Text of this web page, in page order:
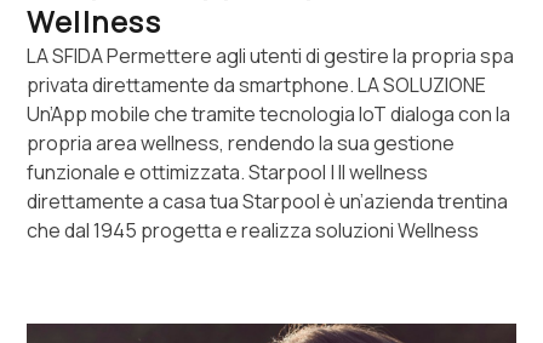
Wellness
LA SFIDA Permettere agli utenti di gestire la propria spa
privata direttamente da smartphone. LA SOLUZIONE
Un’App mobile che tramite tecnologia IoT dialoga con la
propria area wellness, rendendo la sua gestione
funzionale e ottimizzata. Starpool | Il wellness
direttamente a casa tua Starpool è un’azienda trentina
che dal 1945 progetta e realizza soluzioni Wellness